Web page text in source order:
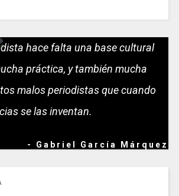
hace falta una base cultural
práctica, y también mucha
malos periodistas que cuando
se las inventan.
- Gabriel García Márquez